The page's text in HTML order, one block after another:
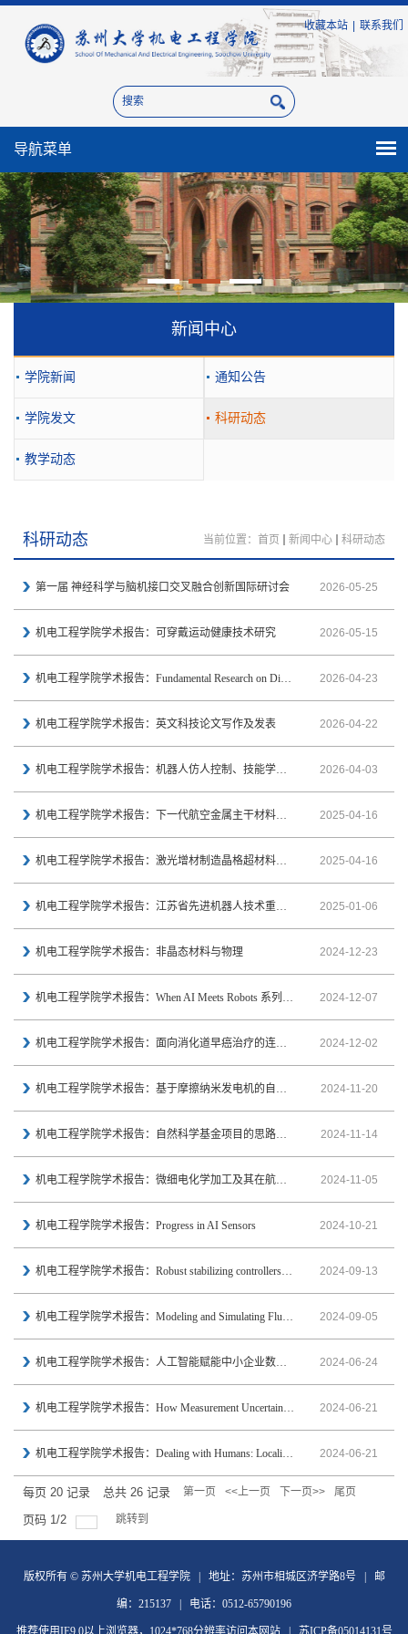
收藏本站 联系我们
导航菜单
新闻中心
学院新闻 通知公告
学院发文 科研动态
教学动态
科研动态 当前位置： 首页 新闻中心 科研动态
第一届 神经科学与脑机接口交叉融合创新国际研讨会 2026-05-25
机电工程学院学术报告：可穿戴运动健康技术研究 2026-05-15
机电工程学院学术报告：Fundamental Research on Digital Twin Qualification and AI Assurance for Operat... 2026-04-23
机电工程学院学术报告：英文科技论文写作及发表 2026-04-22
机电工程学院学术报告：机器人仿人控制、技能学习和人机协作 2026-04-03
机电工程学院学术报告：下一代航空金属主干材料的一些思考 2025-04-16
机电工程学院学术报告：激光增材制造晶格超材料结构 2025-04-16
机电工程学院学术报告：江苏省先进机器人技术重点实验室微纳与医疗机器人研讨会 2025-01-06
机电工程学院学术报告：非晶态材料与物理 2024-12-23
机电工程学院学术报告：When AI Meets Robots 系列讲座 2024-12-07
机电工程学院学术报告：面向消化道早癌治疗的连续体式微创手术机器人系统开发 2024-12-02
机电工程学院学术报告：基于摩擦纳米发电机的自驱动智能监测技术 2024-11-20
机电工程学院学术报告：自然科学基金项目的思路形成及申请书的形式与逻辑探讨 2024-11-14
机电工程学院学术报告：微细电化学加工及其在航空航天领域的应用 2024-11-05
机电工程学院学术报告：Progress in AI Sensors 2024-10-21
机电工程学院学术报告：Robust stabilizing controllers for systems via a time-delay approach 2024-09-13
机电工程学院学术报告：Modeling and Simulating Fluid-Structure-Interaction Problems 2024-09-05
机电工程学院学术报告：人工智能赋能中小企业数字化转型路径 2024-06-24
机电工程学院学术报告：How Measurement Uncertainties Impact on Localisation and Control Problems of R... 2024-06-21
机电工程学院学术报告：Dealing with Humans: Localization, Planning and Control for Service Robots 2024-06-21
每页 20 记录 总共 26 记录 第一页 <<上一页 下一页>> 尾页
页码 1/2 跳转到
版权所有 © 苏州大学机电工程学院 | 地址：苏州市相城区济学路8号 | 邮
编：215137 | 电话：0512-65790196
推荐使用IE9.0以上浏览器，1024*768分辨率访问本网站 | 苏ICP备05014131号